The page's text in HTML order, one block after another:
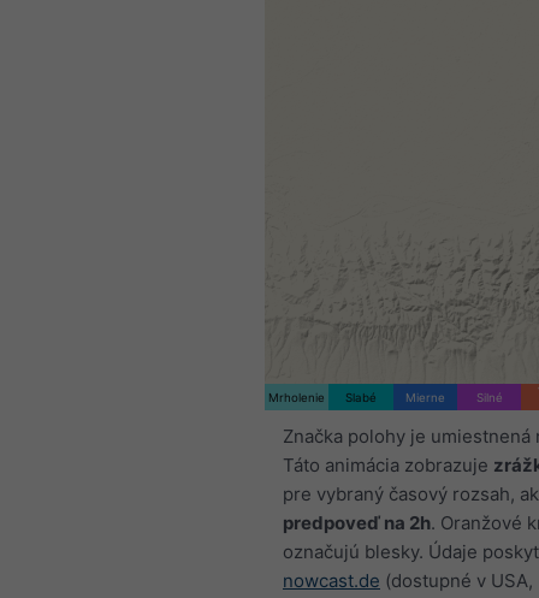
Mrholenie Slabé Mierne Silné
Značka polohy je umiestnená
Táto animácia zobrazuje
pre vybraný časový rozsah,
predpoveď na 2h. Oranžové
označujú blesky. Údaje
nowcast.de (dostupné v USA,